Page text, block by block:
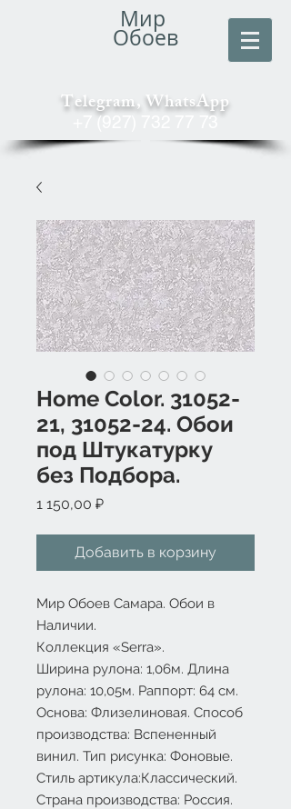
Мир
Обоев
Telegram, WhatsApp
+7 (927) 732 77 73
Home Color. 31052-
21, 31052-24. Обои
под Штукатурку
без Подбора.
1 150,00 ₽Цена
Добавить в корзину
Мир Обоев Самара. Обои в
Наличии.
Коллекция «Serra».
Ширина рулона: 1,06м. Длина
рулона: 10,05м. Раппорт: 64 см.
Основа: Флизелиновая. Способ
производства: Вспененный
винил. Тип рисунка: Фоновые.
Стиль артикула:Классический.
Страна производства: Россия.